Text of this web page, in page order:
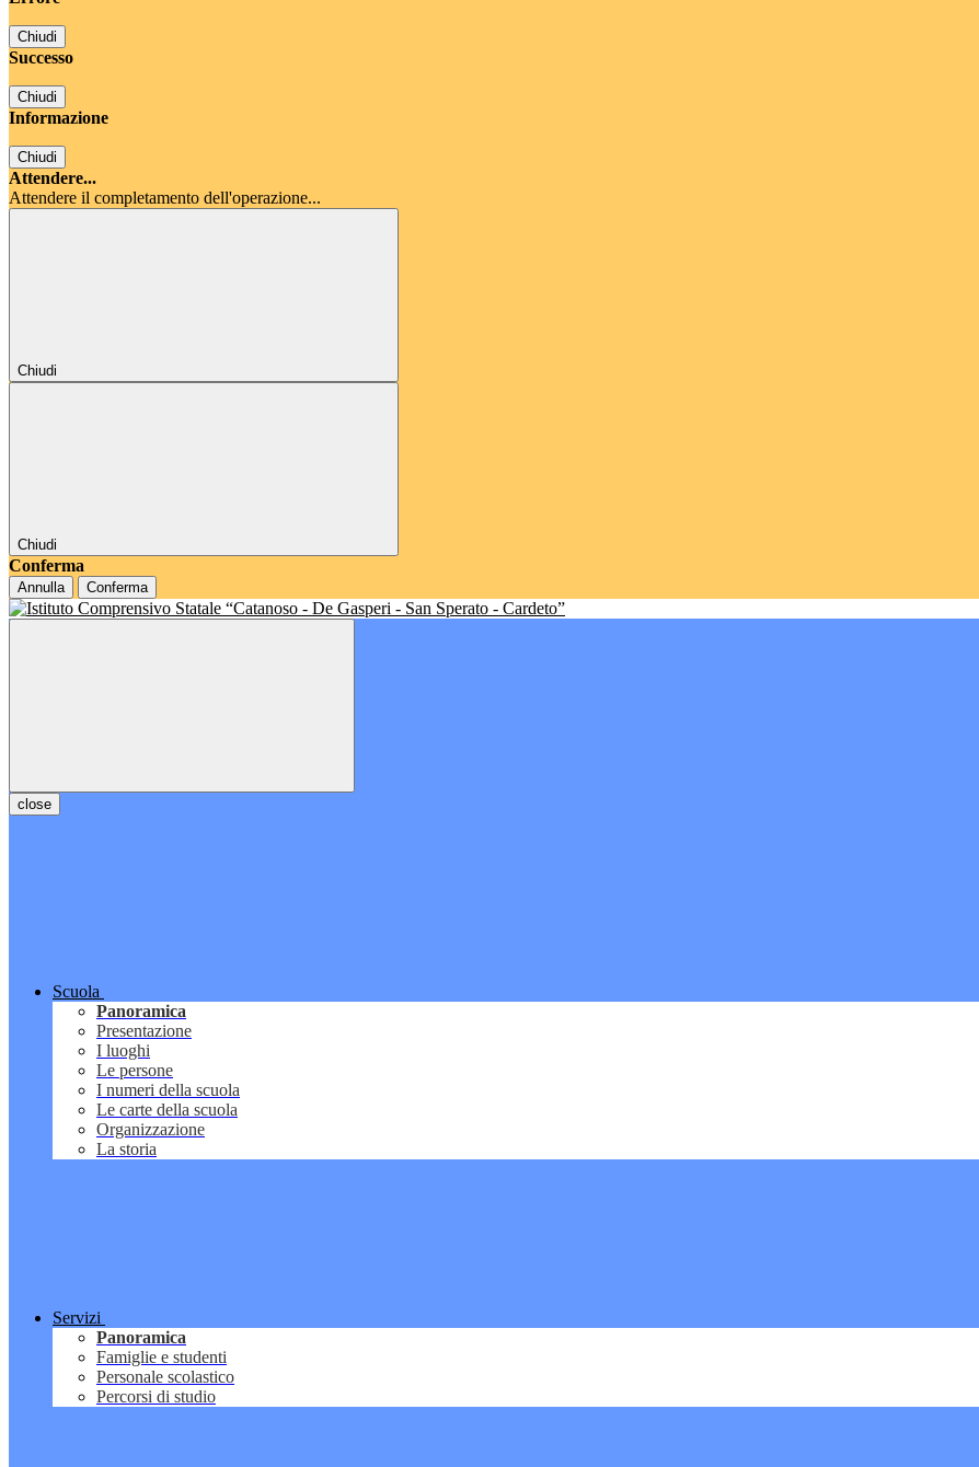
Chiudi
Successo
Chiudi
Informazione
Chiudi
Attendere...
Attendere il completamento dell'operazione...
Chiudi
Chiudi
Conferma
Annulla Conferma
close
Scuola
Panoramica
Presentazione
I luoghi
Le persone
I numeri della scuola
Le carte della scuola
Organizzazione
La storia
Servizi
Panoramica
Famiglie e studenti
Personale scolastico
Percorsi di studio